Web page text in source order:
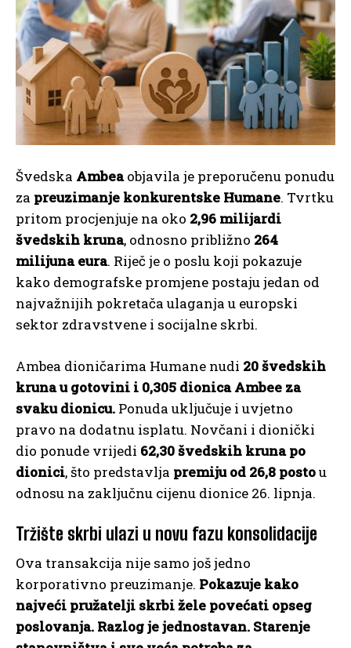
Švedska Ambeaobjavila je preporučenu ponudu
za preuzimanje konkurentske Humane. Tvrtku
pritom procjenjuje na oko 2,96 milijardi
švedskih kruna, odnosno približno 264
milijuna eura. Riječ je o poslu koji pokazuje
kako demografske promjene postaju jedan od
najvažnijih pokretača ulaganja u europski
sektor zdravstvene i socijalne skrbi.
Ambea dioničarima Humane nudi 20 švedskih
kruna u gotovini i 0,305 dionica Ambee za
svaku dionicu. Ponuda uključuje i uvjetno
pravo na dodatnu isplatu. Novčani i dionički
dio ponude vrijedi 62,30 švedskih kruna po
dionici, što predstavlja premiju od 26,8 postou
odnosu na zaključnu cijenu dionice 26. lipnja.
Tržište skrbi ulazi u novu fazu konsolidacije
Ova transakcija nije samo još jedno
korporativno preuzimanje. Pokazuje kako
najveći pružatelji skrbi žele povećati opseg
poslovanja. Razlog je jednostavan. Starenje